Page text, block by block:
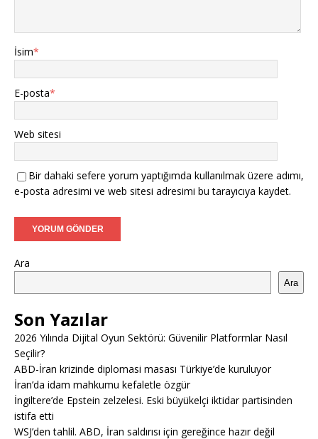
İsim*
E-posta*
Web sitesi
Bir dahaki sefere yorum yaptığımda kullanılmak üzere adımı,
e-posta adresimi ve web sitesi adresimi bu tarayıcıya kaydet.
Ara
Ara
Son Yazılar
2026 Yılında Dijital Oyun Sektörü: Güvenilir Platformlar Nasıl
Seçilir?
ABD-İran krizinde diplomasi masası Türkiye’de kuruluyor
İran’da idam mahkumu kefaletle özgür
İngiltere’de Epstein zelzelesi. Eski büyükelçi iktidar partisinden
istifa etti
WSJ’den tahlil. ABD, İran saldırısı için gereğince hazır değil